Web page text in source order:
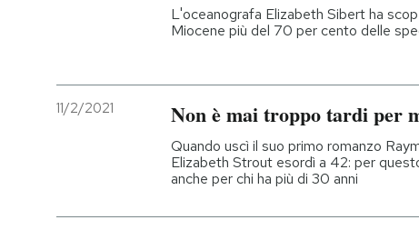
L'oceanografa Elizabeth Sibert ha
Miocene più del 70 per cento delle
11/2/2021 Non è mai troppo tardi per
Quando uscì il suo primo romanzo
Elizabeth Strout esordì a 42: per
anche per chi ha più di 30 anni